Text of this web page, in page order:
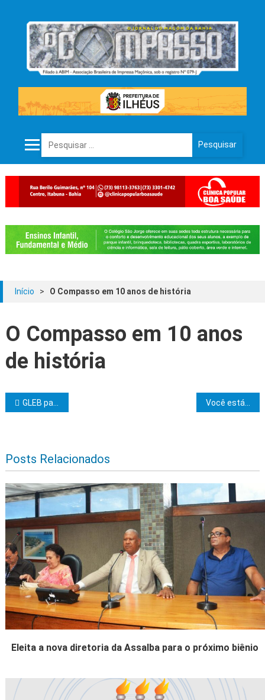
Pesquisar por:
Início > O Compasso em 10 anos de história
O Compasso em 10 anos
de história
Navegação de Post
GLEB participa de Sessão Magna com Lojas do Oriente de Vitória da Conquista
Posts Relacionados
Eleita a nova diretoria da Assalba para o próximo biênio